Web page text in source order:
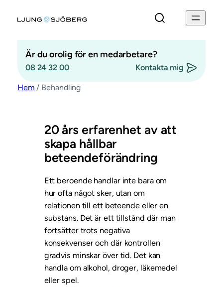
Är du orolig för en medarbetare?
08 24 32 00 Kontakta mig
Telefonnummer
Hem / Behandling
20 års erfarenhet av att
skapa hållbar
beteendeförändring
Ett beroende handlar inte bara om
hur ofta något sker, utan om
relationen till ett beteende eller en
substans. Det är ett tillstånd där man
fortsätter trots negativa
konsekvenser och där kontrollen
gradvis minskar över tid. Det kan
handla om alkohol, droger, läkemedel
eller spel.